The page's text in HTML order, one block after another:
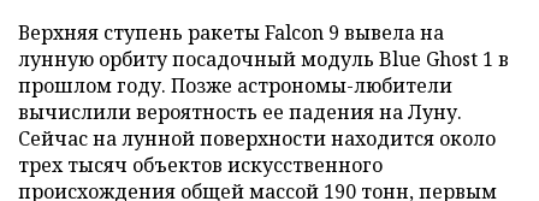
Верхняя ступень ракеты Falcon 9 вывела на
лунную орбиту посадочный модуль Blue Ghost 1 в
прошлом году. Позже астрономы-любители
вычислили вероятность ее падения на Луну.
Сейчас на лунной поверхности находится около
трех тысяч объектов искусственного
происхождения общей массой 190 тонн, первым